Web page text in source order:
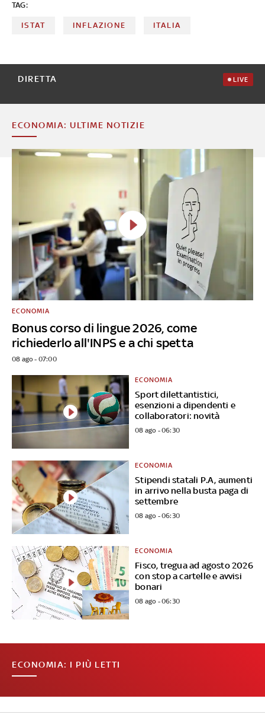
TAG:
ISTAT INFLAZIONE ITALIA
DIRETTA LIVE
ECONOMIA: ULTIME NOTIZIE
Bonus corso di lingue 2026, come
richiederlo all'INPS e a chi spetta
ECONOMIA
08 ago - 07:00
Sport dilettantistici,
esenzioni a dipendenti e
collaboratori: novità
ECONOMIA
08 ago - 06:30
Stipendi statali P.A, aumenti
in arrivo nella busta paga di
settembre
ECONOMIA
08 ago - 06:30
Fisco, tregua ad agosto 2026
con stop a cartelle e avvisi
bonari
ECONOMIA
08 ago - 06:30
ECONOMIA: I PIÙ LETTI